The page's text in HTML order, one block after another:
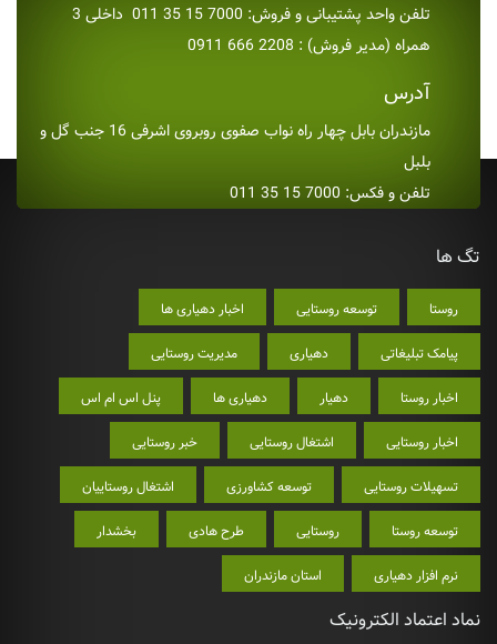
تلفن واحد پشتیبانی و فروش: 7000 15 35 011 داخلی 3
همراه (مدیر فروش) : 2208 666 0911
آدرس
مازندران بابل چهار راه نواب صفوی روبروی اشرفی 16 جنب گل و
بلبل
تلفن و فکس: 7000 15 35 011
تگ ها
روستا توسعه روستایی اخبار دهیاری ها
پیامک تبلیغاتی دهیاری مدیریت روستایی
اخبار روستا دهیار دهیاری ها پنل اس ام اس
اخبار روستایی اشتغال روستایی خبر روستایی
تسهیلات روستایی توسعه کشاورزی اشتغال روستاییان
توسعه روستا روستایی طرح هادی بخشدار
نرم افزار دهیاری استان مازندران
نماد اعتماد الکترونیک